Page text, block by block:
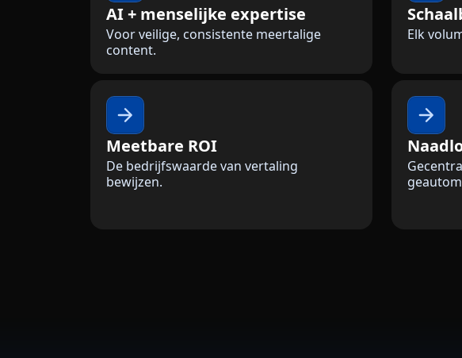
AI + menselijke expertise
Voor veilige, consistente meertalige
content.
Elk
Meetbare ROI
De bedrijfswaarde van vertaling
bewijzen.